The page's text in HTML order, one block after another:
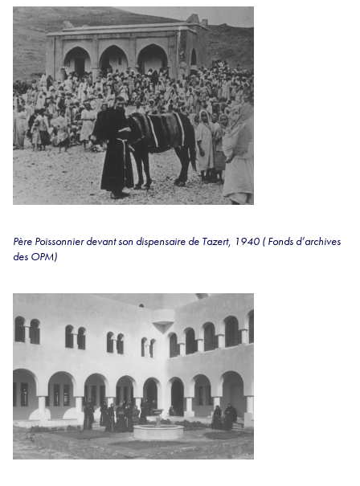
Père Poissonnier devant son dispensaire de Tazert, 1940 ( Fonds d’archives
des OPM)